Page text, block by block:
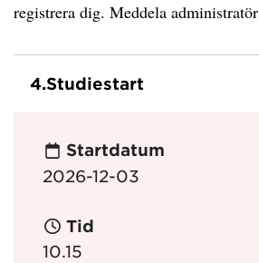
registrera dig. Meddela administratör
4.Studiestart
Startdatum
2026-12-03
Tid
10.15